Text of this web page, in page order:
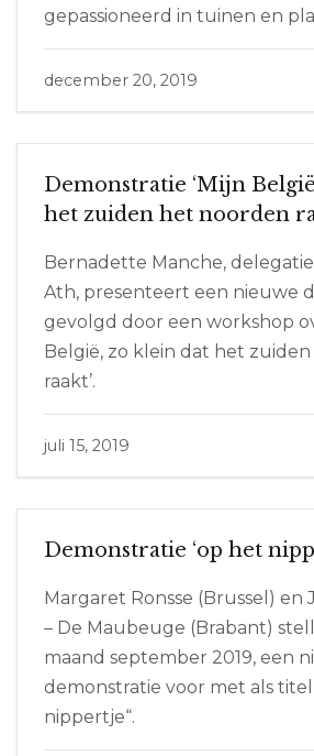
gepassioneerd in tuinen en
december 20, 2019
Demonstratie ‘Mijn
het zuiden het noorden
Bernadette Manche,
Ath, presenteert een nieuwe
gevolgd door een workshop
België, zo klein dat het
raakt’.
juli 15, 2019
Demonstratie ‘op het
Margaret Ronsse (Brussel) en
– De Maubeuge (Brabant)
maand september 2019, een
demonstratie voor met als
nippertje“.